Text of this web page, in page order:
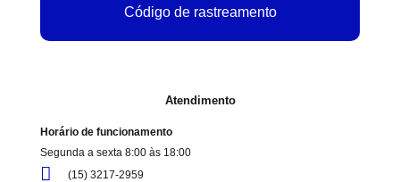
Código de rastreamento
Atendimento
Horário de funcionamento
Segunda a sexta 8:00 às 18:00
(15) 3217-2959